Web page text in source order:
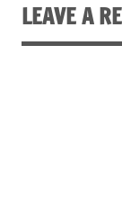
LEAVE A